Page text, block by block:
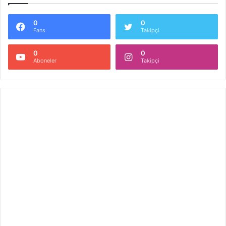
0
Fans
0
Takipçi
0
Aboneler
0
Takipçi